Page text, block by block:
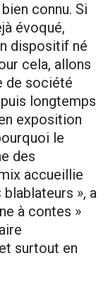
connu. Si
évoqué,
dispositif né
cela, allons
de société
longtemps
exposition
le
des
accueillie
blablateurs », a
à contes »
surtout en